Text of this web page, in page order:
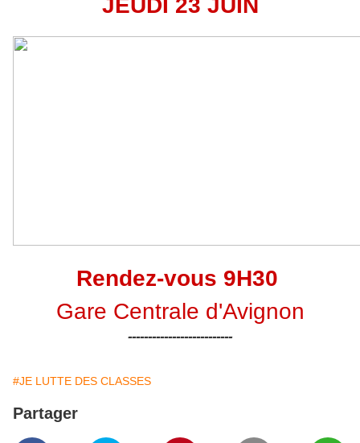
JEUDI 23 JUIN
Rendez-vous 9H30
Gare Centrale d'Avignon
--------------------------
#JE LUTTE DES CLASSES
Partager